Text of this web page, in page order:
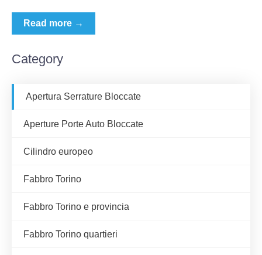
Read more →
Category
Apertura Serrature Bloccate
Aperture Porte Auto Bloccate
Cilindro europeo
Fabbro Torino
Fabbro Torino e provincia
Fabbro Torino quartieri